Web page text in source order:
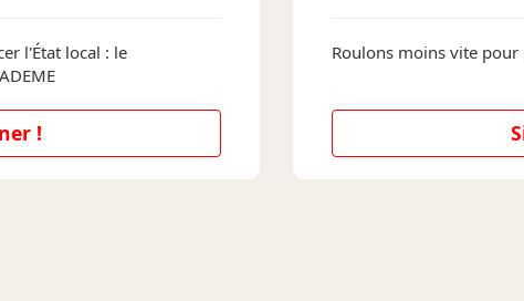
l'État local : le
!
Roulons moins vite